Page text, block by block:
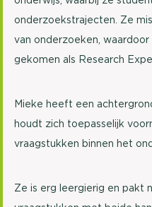
onderzoekstrajecten. Ze
van onderzoeken,
gekomen als Research
Mieke heeft een
houdt zich toepasselijk
vraagstukken binnen het
Ze is erg leergierig en pakt